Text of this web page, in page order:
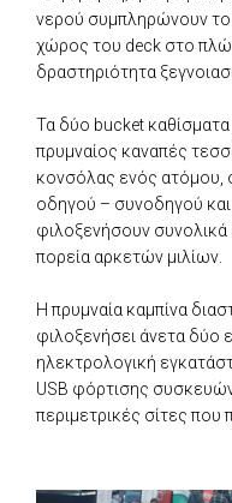
νερού συμπληρώνουν το
χώρος του deck στο
δραστηριότητα
Τα δύο bucket καθίσματα
πρυμναίος καναπές
κονσόλας ενός ατόμου,
οδηγού – συνοδηγού
φιλοξενήσουν
πορεία αρκετών μιλίων.
Η πρυμναία καμπίνα
φιλοξενήσει άνετα δύο
ηλεκτρολογική
USB φόρτισης
περιμετρικές σίτες